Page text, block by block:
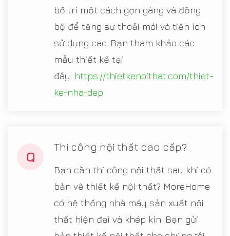
bố trí một cách gọn gàng và đồng
bộ để tăng sự thoải mái và tiện ích
sử dụng cao. Bạn tham khảo các
mẫu thiết kế tại
đây: https://thietkenoithat.com/thiet-
ke-nha-dep
Q
Thi công nội thất cao cấp?
Bạn cần thi công nội thất sau khi có
bản vẽ thiết kế nội thất? MoreHome
có hệ thống nhà máy sản xuất nội
thất hiện đại và khép kín. Bạn gửi